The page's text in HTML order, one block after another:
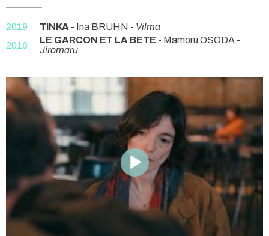
2019 TINKA - Ina BRUHN - Vilma
2016
LE GARCON ET LA BETE - Mamoru OSODA -
Jiromaru